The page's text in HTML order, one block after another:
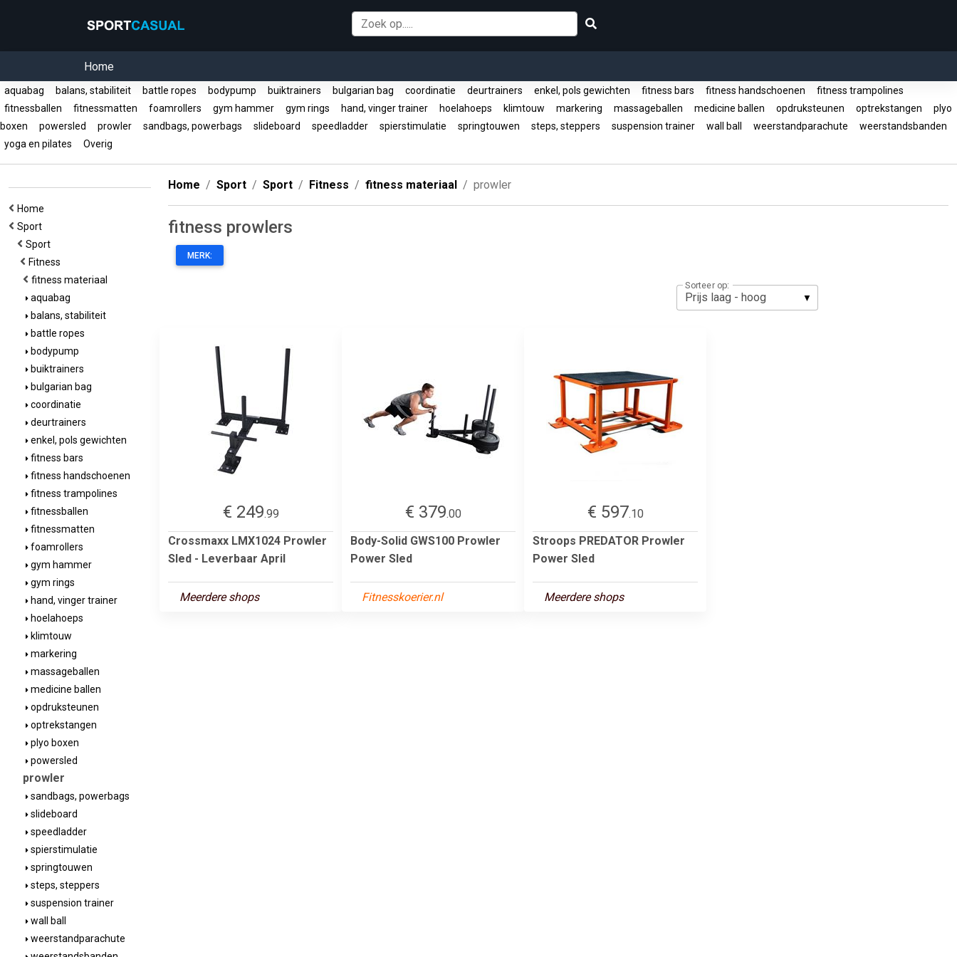
Home
aquabag balans, stabiliteit battle ropes bodypump buiktrainers bulgarian bag coordinatie deurtrainers enkel, pols gewichten fitness bars fitness handschoenen
fitness trampolines
fitnessballen
fitnessmatten foamrollers gym hammer gym rings hand, vinger trainer hoelahoeps klimtouw markering massageballen medicine ballen opdruksteunen optrekstangen
plyo
boxen
powersled prowler sandbags, powerbags slideboard speedladder spierstimulatie springtouwen steps, steppers suspension trainer wall ball weerstandparachute
weerstandsbanden
yoga en pilates
Overig
Home
Sport
Sport
Fitness
fitness materiaal
aquabag
balans, stabiliteit
battle ropes
bodypump
buiktrainers
bulgarian bag
coordinatie
deurtrainers
enkel, pols gewichten
fitness bars
fitness handschoenen
fitness trampolines
fitnessballen
fitnessmatten
foamrollers
gym hammer
gym rings
hand, vinger trainer
hoelahoeps
klimtouw
markering
massageballen
medicine ballen
opdruksteunen
optrekstangen
plyo boxen
powersled
prowler
sandbags, powerbags
slideboard
speedladder
spierstimulatie
springtouwen
steps, steppers
suspension trainer
wall ball
weerstandparachute
Home Sport Sport Fitness fitness materiaal prowler
fitness prowlers
MERK:
Sorteer op:
€ 249.99
Crossmaxx LMX1024 Prowler
Sled - Leverbaar April
Meerdere shops
€ 379.00
Body-Solid GWS100 Prowler
Power Sled
Fitnesskoerier.nl
€ 597.10
Stroops PREDATOR Prowler
Power Sled
Meerdere shops